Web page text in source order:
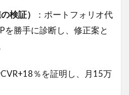
検証）
：ポートフォリオ代
を勝手に診断し、修正案と
％を証明し、月15万